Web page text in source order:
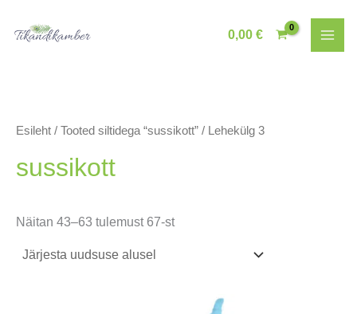
0,00€
Esileht / Tooted siltidega “sussikott” / Lehekülg 3
sussikott
Näitan 43–63 tulemust 67-stSorditud